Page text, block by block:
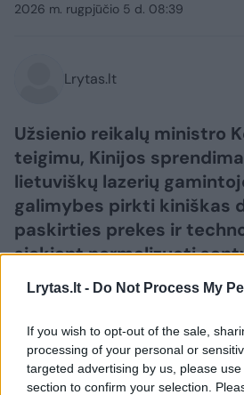
Lrytas.lt - Do Not Process My
If you wish to opt-out of the sale,
processing of your personal or
targeted advertising by us, please
section to confirm your selection.
2026 m. rugpjūčio 5 d. 08:39
Lrytas.lt
Užsienio reikalų ministro
teigimu, Kinijos
lietuviškų lazerių
galimybes pirkti kiniškas
paskirties prekes ir
siekiant normalizuoti
rodo Europos Sąjungos
įtaką dvišaliams
ekonominio saugumo
spręsti, kaip būtų galima
grandinių priklausomybę